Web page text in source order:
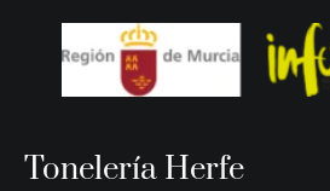
Tonelería Herfe